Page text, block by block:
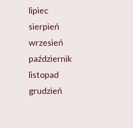
lipiec
sierpień
wrzesień
październik
listopad
grudzień